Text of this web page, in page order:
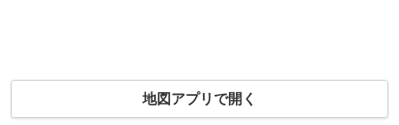
地図アプリで開く